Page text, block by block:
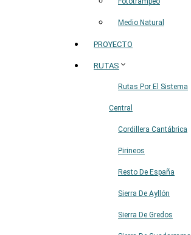
Medio Natural
PROYECTO
RUTAS
Rutas Por El Sistema
Central
Cordillera Cantábrica
Pirineos
Resto De España
Sierra De Ayllón
Sierra De Gredos